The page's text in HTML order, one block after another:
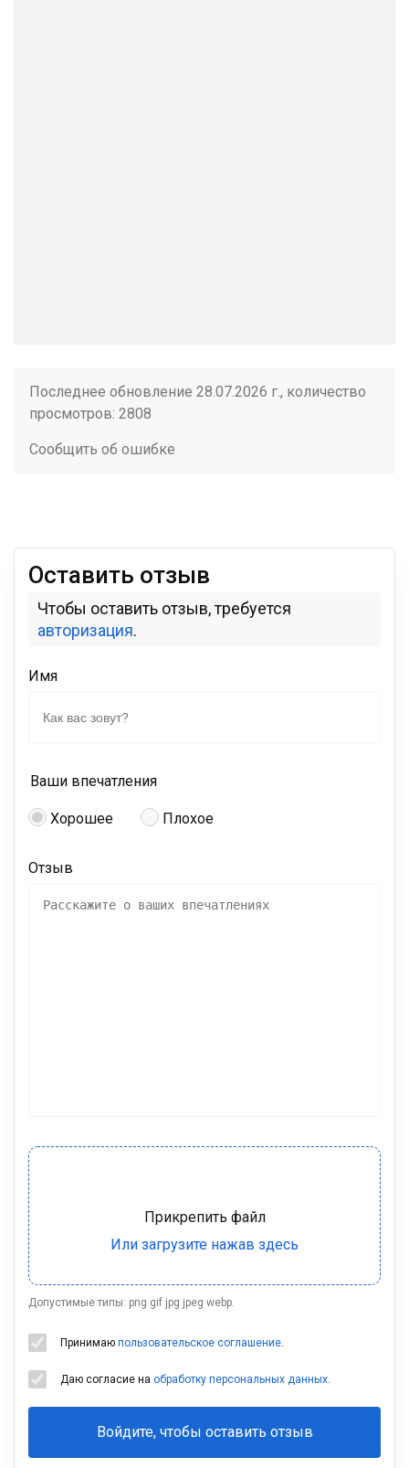
Последнее обновление 28.07.2026 г., количество
просмотров: 2808
Сообщить об ошибке
Оставить отзыв
Чтобы оставить отзыв, требуется
авторизация.
Имя
Ваши впечатления
Хорошее Плохое
Отзыв
Допустимые типы: png gif jpg jpeg webp.
Принимаю пользовательское соглашение.
Даю согласие на обработку персональных данных.
Войдите, чтобы оставить отзыв